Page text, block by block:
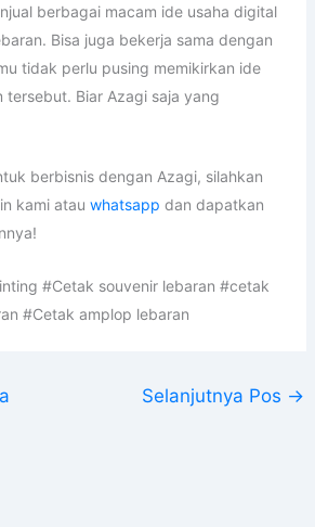
berbagai macam ide usaha digital
Bisa juga bekerja sama dengan
tidak perlu pusing memikirkan ide
tersebut. Biar Azagi saja yang
berbisnis dengan Azagi, silahkan
kami atau whatsapp dan dapatkan
#Cetak souvenir lebaran #cetak
#Cetak amplop lebaran
Selanjutnya Pos →